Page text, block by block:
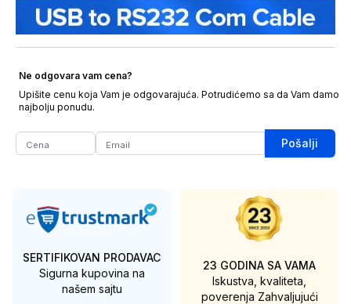
Ne odgovara vam cena?
Upišite cenu koja Vam je odgovarajuća. Potrudićemo sa da Vam damo
najbolju ponudu.
Pošalji
SERTIFIKOVAN PRODAVAC
Sigurna kupovina na
našem sajtu
23 GODINA SA VAMA
Iskustva, kvaliteta,
poverenja Zahvaljujući